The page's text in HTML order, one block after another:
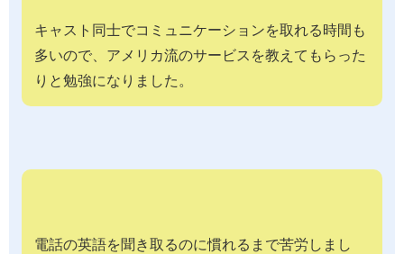
キャスト同士でコミュニケーションを取れる時間も
多いので、アメリカ流のサービスを教えてもらった
りと勉強になりました。
電話の英語を聞き取るのに慣れるまで苦労しまし